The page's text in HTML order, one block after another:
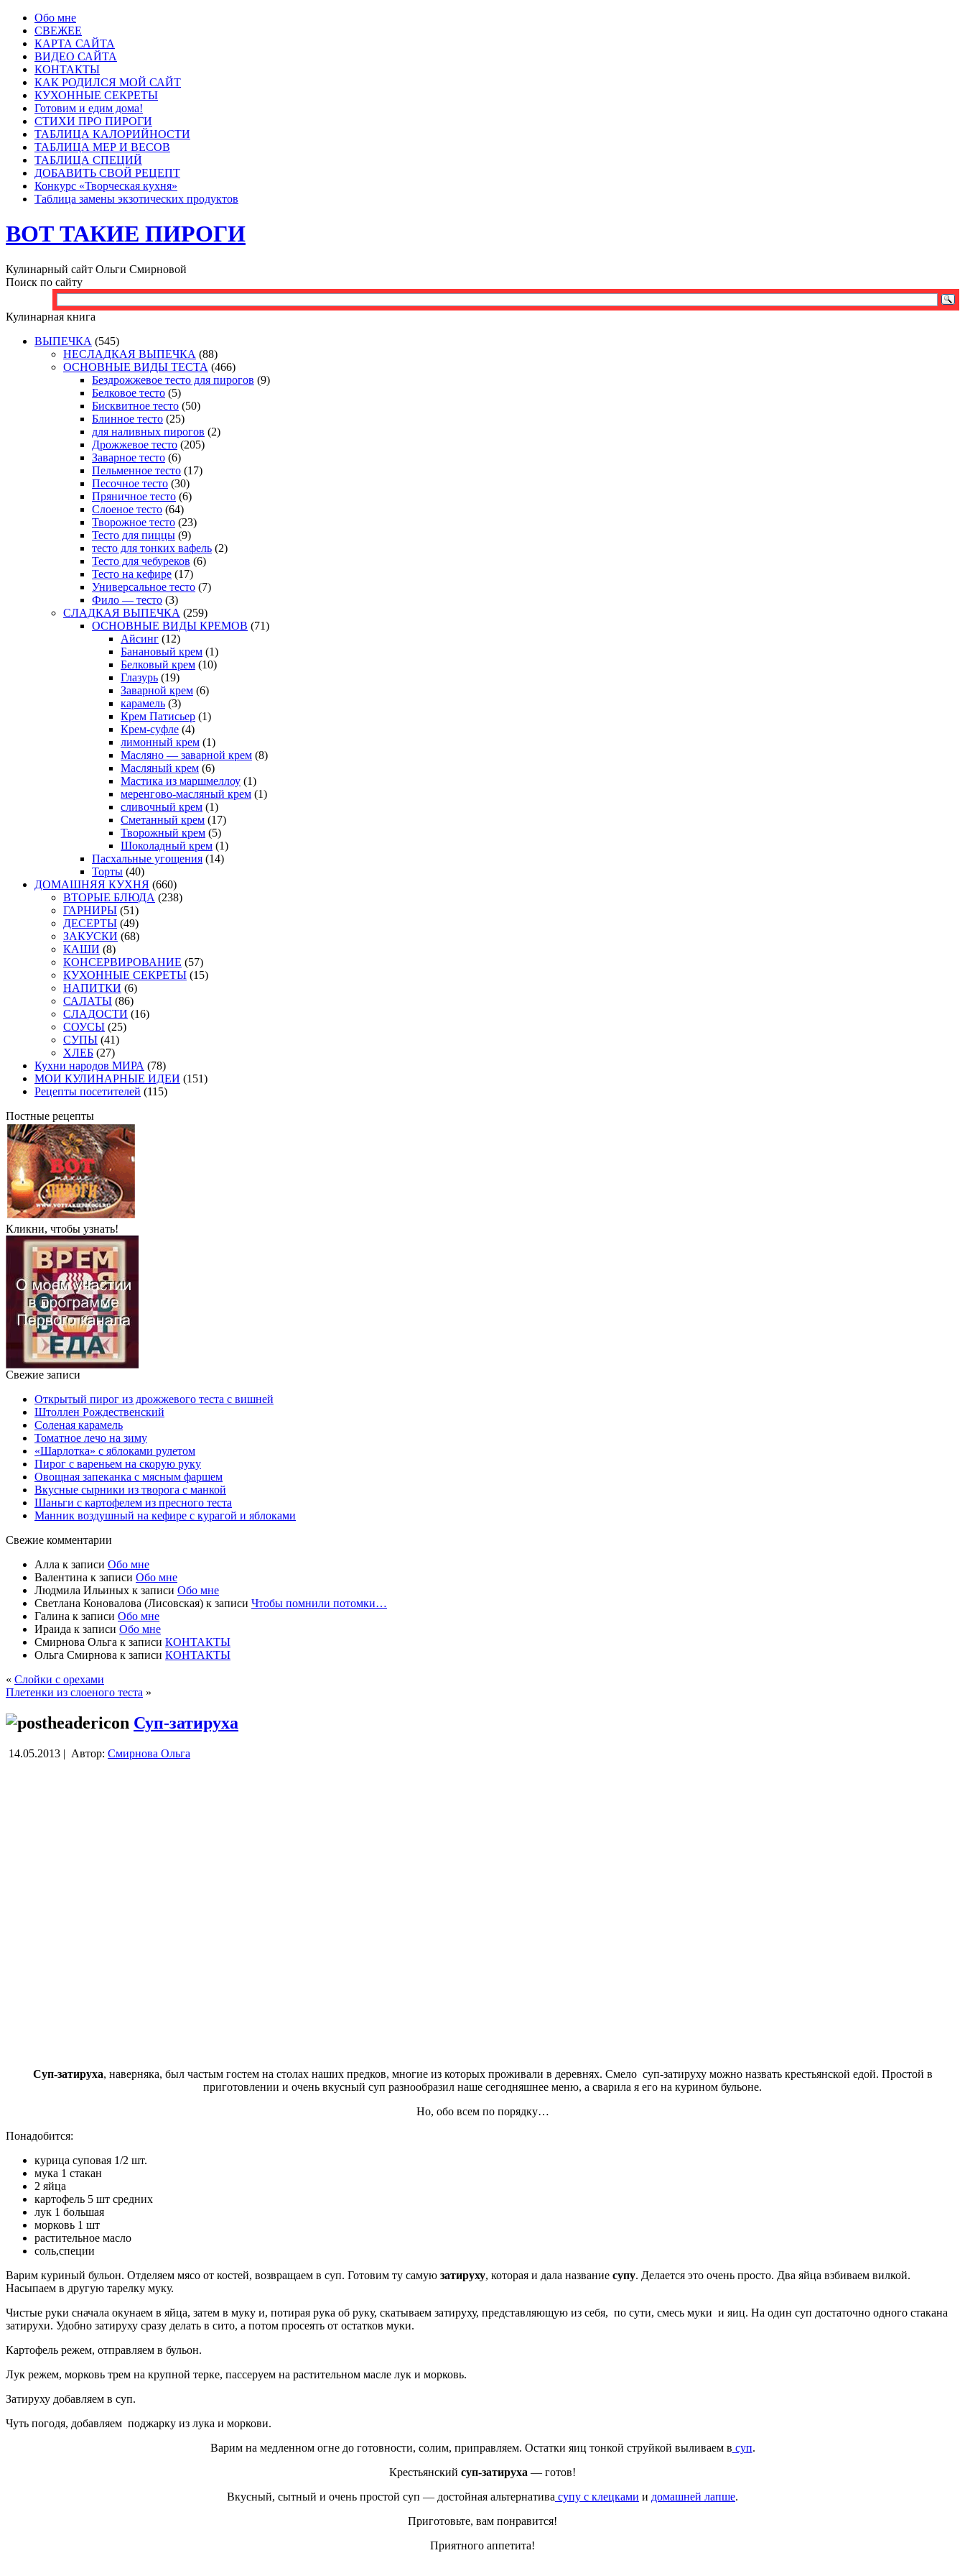
Обо мне
СВЕЖЕЕ
КАРТА САЙТА
ВИДЕО САЙТА
КОНТАКТЫ
КАК РОДИЛСЯ МОЙ САЙТ
КУХОННЫЕ СЕКРЕТЫ
Готовим и едим дома!
СТИХИ ПРО ПИРОГИ
ТАБЛИЦА КАЛОРИЙНОСТИ
ТАБЛИЦА МЕР И ВЕСОВ
ТАБЛИЦА СПЕЦИЙ
ДОБАВИТЬ СВОЙ РЕЦЕПТ
Конкурс «Творческая кухня»
Таблица замены экзотических продуктов
ВОТ ТАКИЕ ПИРОГИ
Кулинарный сайт Ольги Смирновой
Поиск по сайту
Кулинарная книга
ВЫПЕЧКА (545)
НЕСЛАДКАЯ ВЫПЕЧКА (88)
ОСНОВНЫЕ ВИДЫ ТЕСТА (466)
Бездрожжевое тесто для пирогов (9)
Белковое тесто (5)
Бисквитное тесто (50)
Блинное тесто (25)
для наливных пирогов (2)
Дрожжевое тесто (205)
Заварное тесто (6)
Пельменное тесто (17)
Песочное тесто (30)
Пряничное тесто (6)
Слоеное тесто (64)
Творожное тесто (23)
Тесто для пиццы (9)
тесто для тонких вафель (2)
Тесто для чебуреков (6)
Тесто на кефире (17)
Универсальное тесто (7)
Фило — тесто (3)
СЛАДКАЯ ВЫПЕЧКА (259)
ОСНОВНЫЕ ВИДЫ КРЕМОВ (71)
Айсинг (12)
Банановый крем (1)
Белковый крем (10)
Глазурь (19)
Заварной крем (6)
карамель (3)
Крем Патисьер (1)
Крем-суфле (4)
лимонный крем (1)
Масляно — заварной крем (8)
Масляный крем (6)
Мастика из маршмеллоу (1)
меренгово-масляный крем (1)
сливочный крем (1)
Сметанный крем (17)
Творожный крем (5)
Шоколадный крем (1)
Пасхальные угощения (14)
Торты (40)
ДОМАШНЯЯ КУХНЯ (660)
ВТОРЫЕ БЛЮДА (238)
ГАРНИРЫ (51)
ДЕСЕРТЫ (49)
ЗАКУСКИ (68)
КАШИ (8)
КОНСЕРВИРОВАНИЕ (57)
КУХОННЫЕ СЕКРЕТЫ (15)
НАПИТКИ (6)
САЛАТЫ (86)
СЛАДОСТИ (16)
СОУСЫ (25)
СУПЫ (41)
ХЛЕБ (27)
Кухни народов МИРА (78)
МОИ КУЛИНАРНЫЕ ИДЕИ (151)
Рецепты посетителей (115)
Постные рецепты
Кликни, чтобы узнать!
Свежие записи
Открытый пирог из дрожжевого теста с вишней
Штоллен Рождественский
Соленая карамель
Томатное лечо на зиму
«Шарлотка» с яблоками рулетом
Пирог с вареньем на скорую руку
Овощная запеканка с мясным фаршем
Вкусные сырники из творога с манкой
Шаньги с картофелем из пресного теста
Манник воздушный на кефире с курагой и яблоками
Свежие комментарии
Алла к записи Обо мне
Валентина к записи Обо мне
Людмила Ильиных к записи Обо мне
Светлана Коновалова (Лисовская) к записи Чтобы помнили потомки…
Галина к записи Обо мне
Ираида к записи Обо мне
Смирнова Ольга к записи КОНТАКТЫ
Ольга Смирнова к записи КОНТАКТЫ
« Слойки с орехами
Плетенки из слоеного теста »
Суп-затируха
14.05.2013 | Автор: Смирнова Ольга
Суп-затируха, наверняка, был частым гостем на столах наших предков, многие из которых проживали в деревнях. Смело суп-затируху можно назвать крестьянской едой. Простой в
приготовлении и очень вкусный суп разнообразил наше сегодняшнее меню, а сварила я его на курином бульоне.
Но, обо всем по порядку…
Понадобится:
курица суповая 1/2 шт.
мука 1 стакан
2 яйца
картофель 5 шт средних
лук 1 большая
морковь 1 шт
растительное масло
соль,специи
Варим куриный бульон. Отделяем мясо от костей, возвращаем в суп. Готовим ту самую затируху, которая и дала название супу. Делается это очень просто. Два яйца взбиваем вилкой.
Насыпаем в другую тарелку муку.
Чистые руки сначала окунаем в яйца, затем в муку и, потирая рука об руку, скатываем затируху, представляющую из себя, по сути, смесь муки и яиц. На один суп достаточно одного стакана
затирухи. Удобно затируху сразу делать в сито, а потом просеять от остатков муки.
Картофель режем, отправляем в бульон.
Лук режем, морковь трем на крупной терке, пассеруем на растительном масле лук и морковь.
Затируху добавляем в суп.
Чуть погодя, добавляем поджарку из лука и моркови.
Варим на медленном огне до готовности, солим, приправляем. Остатки яиц тонкой струйкой выливаем в суп.
Крестьянский суп-затируха — готов!
Вкусный, сытный и очень простой суп — достойная альтернатива супу с клецками и домашней лапше.
Приготовьте, вам понравится!
Приятного аппетита!